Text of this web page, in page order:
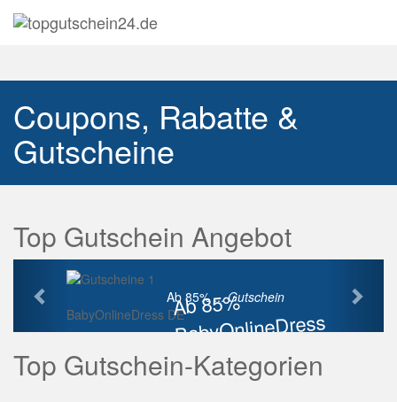
Coupons, Rabatte &
Gutscheine
Top Gutschein Angebot
Ab 85%
BabyOnlineDress
Rabatt
Ab 85% ...Gutschein
BabyOnlineDress DE
Vorherige
Top Gutschein-Kategorien